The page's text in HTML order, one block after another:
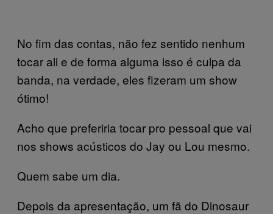
No fim das contas, não fez sentido nenhum
tocar ali e de forma alguma isso é culpa da
banda, na verdade, eles fizeram um show
ótimo!
Acho que preferiria tocar pro pessoal que vai
nos shows acústicos do Jay ou Lou mesmo.
Quem sabe um dia.
Depois da apresentação, um fã do Dinosaur